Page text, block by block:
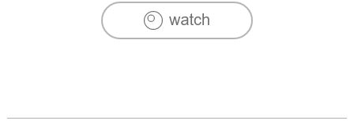
京都文化博物館内LUCK
2016　堺友里と金藤みなみの百番勝負展 ゲンロンカオス
2016　藍色カップ展 ガーディアンガーデン